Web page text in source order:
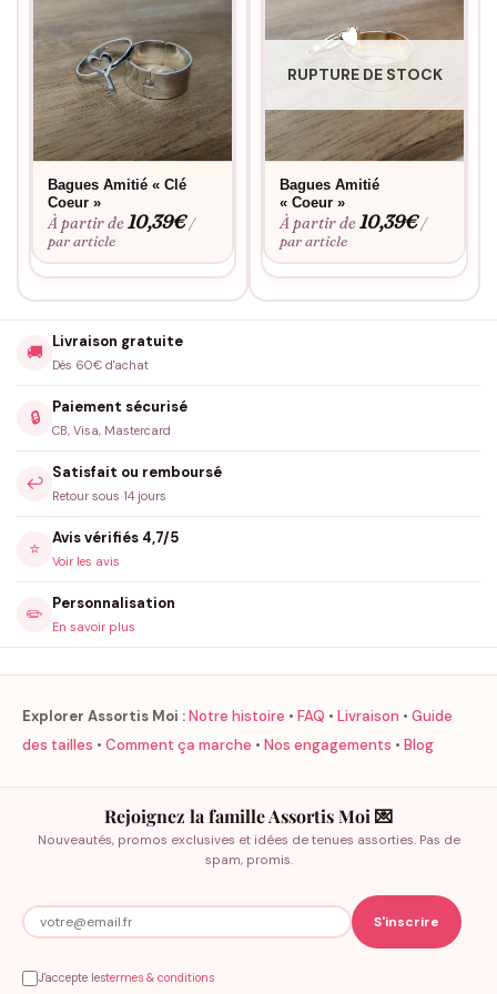
Bagues Amitié « Clé
Coeur »
À partir de10,39€ /
par article
RUPTURE DE STOCK
Bagues Amitié
« Coeur »
À partir de10,39€ /
par article
🚚
Livraison gratuite
Dès 60€ d'achat
🔒
Paiement sécurisé
CB, Visa, Mastercard
↩️
Satisfait ou remboursé
Retour sous 14 jours
⭐
Avis vérifiés 4,7/5
Voir les avis
✏️
Personnalisation
En savoir plus
Explorer Assortis Moi :Notre histoire • FAQ • Livraison • Guide
des tailles • Comment ça marche • Nos engagements • Blog
Rejoignez la famille Assortis Moi 💌
Nouveautés, promos exclusives et idées de tenues assorties. Pas de
spam, promis.
J'accepte lestermes & conditions